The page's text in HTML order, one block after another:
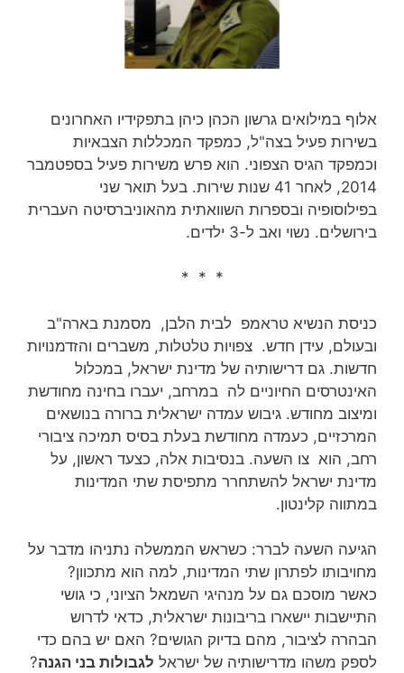
אלוף במילואים גרשון הכהן כיהן בתפקידיו האחרונים
בשירות פעיל בצה"ל, כמפקד המכללות הצבאיות
וכמפקד הגיס הצפוני. הוא פרש משירות פעיל בספטמבר
2014, לאחר 41 שנות שירות‏. בעל תואר שני
בפילוסופיה ובספרות השוואתית מהאוניברסיטה העברית
בירושלים. נשוי ואב ל-3 ילדים.
* * *
כניסת הנשיא טראמפ לבית הלבן, מסמנת בארה"ב
ובעולם, עידן חדש. צפויות טלטלות, משברים והזדמנויות
חדשות. גם דרישותיה של מדינת ישראל, במכלול
האינטרסים החיוניים לה במרחב, יעברו בחינה מחודשת
ומיצוב מחודש. גיבוש עמדה ישראלית ברורה בנושאים
המרכזיים, כעמדה מחודשת בעלת בסיס תמיכה ציבורי
רחב, הוא צו השעה. בנסיבות אלה, כצעד ראשון, על
מדינת ישראל להשתחרר מתפיסת שתי המדינות
במתווה קלינטון.
הגיעה השעה לברר: כשראש הממשלה נתניהו מדבר על
מחויבותו לפתרון שתי המדינות, למה הוא מתכוון?
כאשר מוסכם גם על מנהיגי השמאל הציוני, כי גושי
התיישבות יישארו בריבונות ישראלית, כדאי לדרוש
הבהרה לציבור, מהם בדיוק הגושים? האם יש בהם כדי
לספק משהו מדרישותיה של ישראל לגבולות בני הגנה?